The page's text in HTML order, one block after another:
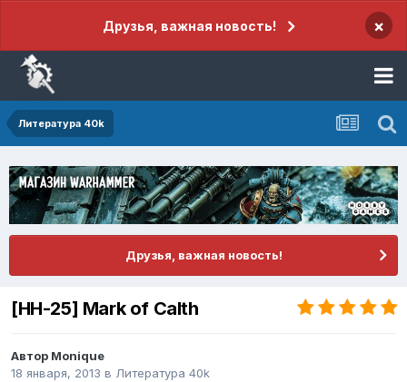
Друзья, важная новость! ×
Литература 40k
Друзья, важная новость!
[HH-25] Mark of Calth
Автор Monique
18 января, 2013 в Литература 40k